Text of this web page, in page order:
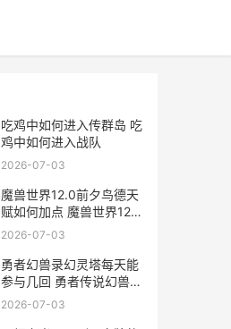
吃鸡中如何进入传群岛 吃
鸡中如何进入战队
2026-07-03
魔兽世界12.0前夕鸟德天
赋如何加点 魔兽世界12.0
前夕任务在哪接
2026-07-03
勇者幻兽录幻灵塔每天能
参与几回 勇者传说幻兽蛋
ii
2026-07-03